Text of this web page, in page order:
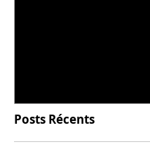
Posts Récents